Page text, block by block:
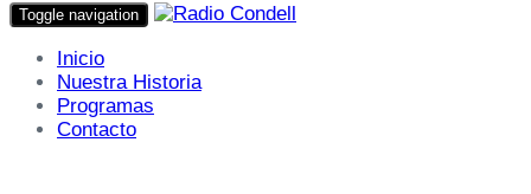
Toggle navigation
Inicio
Nuestra Historia
Programas
Contacto